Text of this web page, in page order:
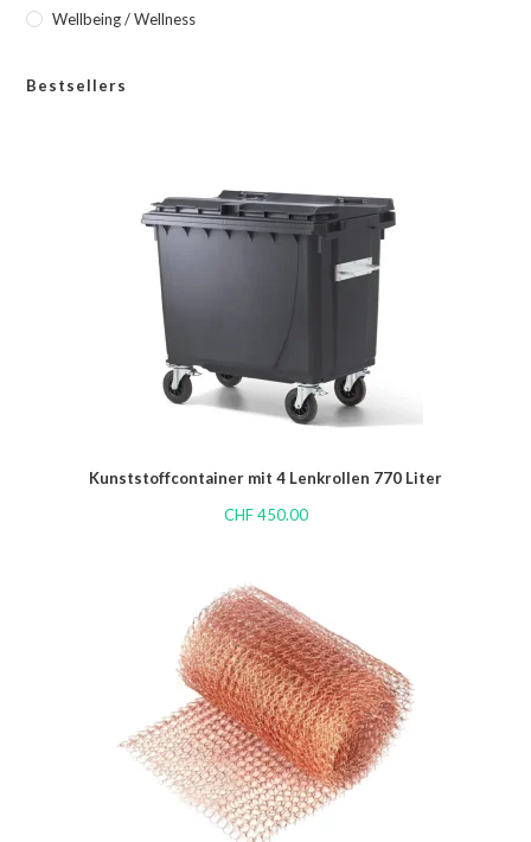
Wellbeing / Wellness
Bestsellers
Kunststoffcontainer mit 4 Lenkrollen 770 Liter
CHF450.00